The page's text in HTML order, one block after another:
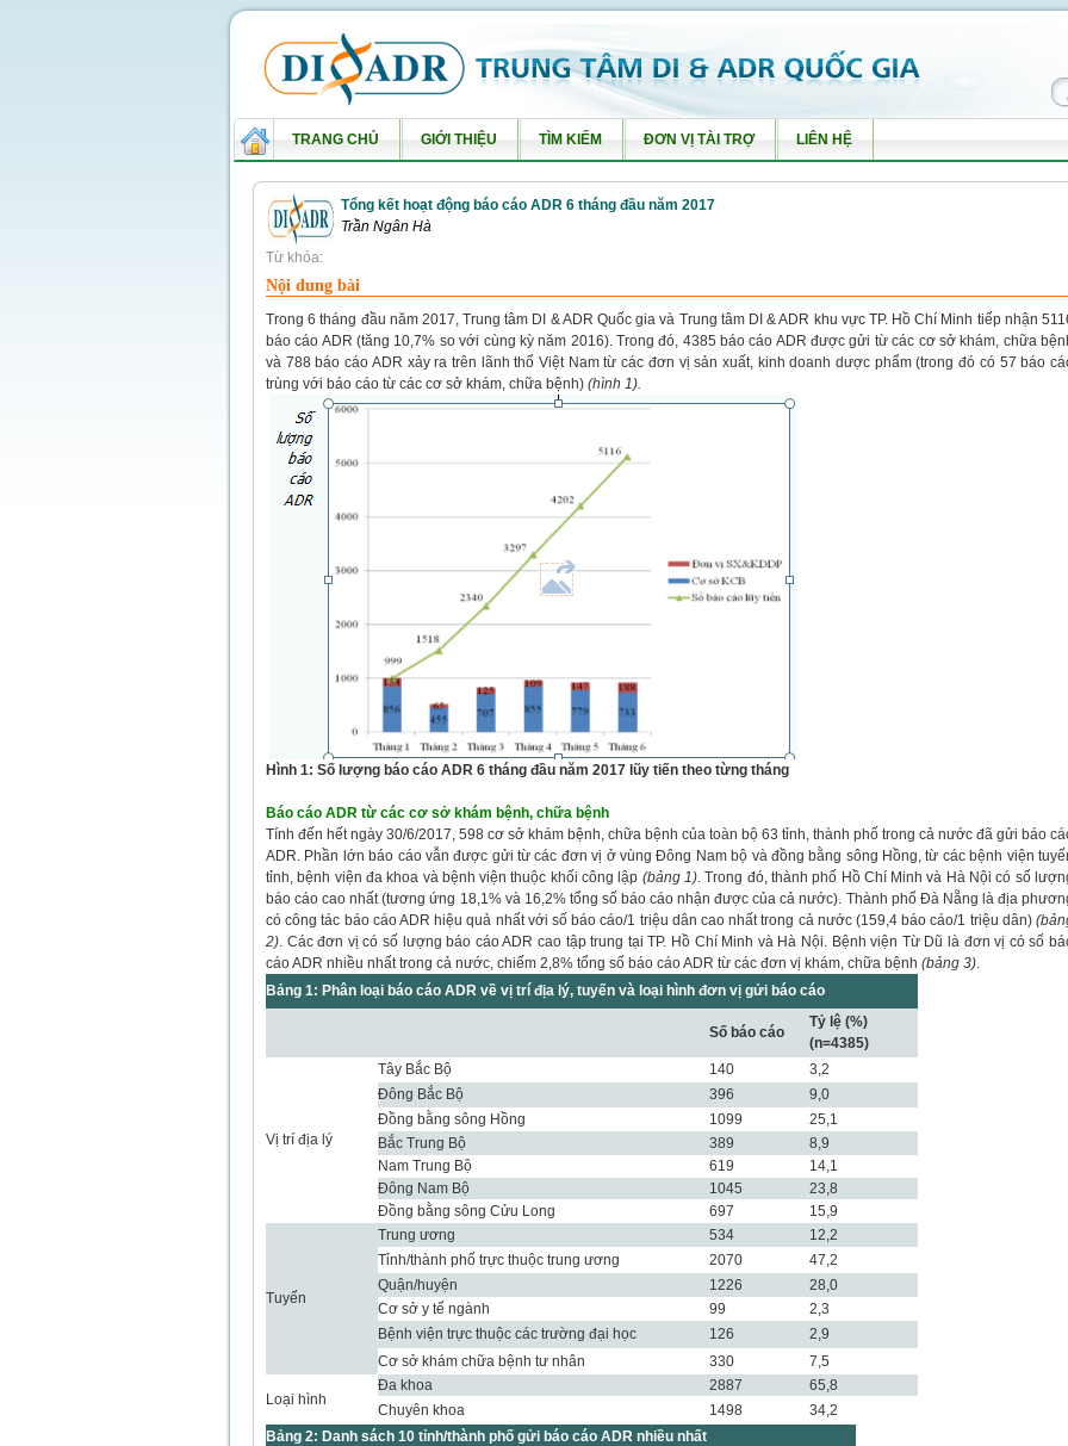
TRANG CHỦ GIỚI THIỆU TÌM KIẾM ĐƠN VỊ TÀI TRỢ LIÊN HỆ
Tổng kết hoạt động báo cáo ADR 6 tháng đầu năm 2017
Trần Ngân Hà
Từ khóa:
Nội dung bài
Trong 6 tháng đầu năm 2017, Trung tâm DI & ADR Quốc gia và Trung tâm DI & ADR khu vực TP. Hồ Chí Minh tiếp nhận
báo cáo ADR (tăng 10,7% so với cùng kỳ năm 2016). Trong đó, 4385 báo cáo ADR được gửi từ các cơ sở khám, chữa
và 788 báo cáo ADR xảy ra trên lãnh thổ Việt Nam từ các đơn vị sản xuất, kinh doanh dược phẩm (trong đó có 57 báo
trùng với báo cáo từ các cơ sở khám, chữa bệnh) (hình 1).
Hình 1: Số lượng báo cáo ADR 6 tháng đầu năm 2017 lũy tiến theo từng tháng
Báo cáo ADR từ các cơ sở khám bệnh, chữa bệnh
Tính đến hết ngày 30/6/2017, 598 cơ sở khám bệnh, chữa bệnh của toàn bộ 63 tỉnh, thành phố trong cả nước đã gửi báo
ADR. Phần lớn báo cáo vẫn được gửi từ các đơn vị ở vùng Đông Nam bộ và đồng bằng sông Hồng, từ các bệnh viện
tỉnh, bệnh viện đa khoa và bệnh viện thuộc khối công lập (bảng 1). Trong đó, thành phố Hồ Chí Minh và Hà Nội có số
báo cáo cao nhất (tương ứng 18,1% và 16,2% tổng số báo cáo nhận được của cả nước). Thành phố Đà Nẵng là địa
có công tác báo cáo ADR hiệu quả nhất với số báo cáo/1 triệu dân cao nhất trong cả nước (159,4 báo cáo/1 triệu dân)
2). Các đơn vị có số lượng báo cáo ADR cao tập trung tại TP. Hồ Chí Minh và Hà Nội. Bệnh viện Từ Dũ là đơn vị có số
cáo ADR nhiều nhất trong cả nước, chiếm 2,8% tổng số báo cáo ADR từ các đơn vị khám, chữa bệnh (bảng 3).
Bảng 1: Phân loại báo cáo ADR về vị trí địa lý, tuyến và loại hình đơn vị gửi báo cáo
Số báo cáo
Tỷ lệ (%)
(n=4385)
Vị trí địa lý
Tây Bắc Bộ 140
3,2
Đông Bắc Bộ
396
9,0
Đồng bằng sông Hồng
1099
25,1
Bắc Trung Bộ
389
8,9
Nam Trung Bộ
619
14,1
Đông Nam Bộ
1045
23,8
Đồng bằng sông Cửu Long
697 15,9
Tuyến
Trung ương 534
12,2
Tỉnh/thành phố trực thuộc trung ương
2070
47,2
Quận/huyện
1226
28,0
Cơ sở y tế ngành
99
2,3
Bệnh viện trực thuộc các trường đại học
126
2,9
Cơ sở khám chữa bệnh tư nhân
330 7,5
Loại hình
Đa khoa 2887
65,8
Chuyên khoa
1498
34,2
Bảng 2: Danh sách 10 tỉnh/thành phố gửi báo cáo ADR nhiều nhất